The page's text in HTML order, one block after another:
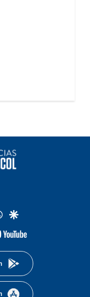
whatsapp
google
youtube-